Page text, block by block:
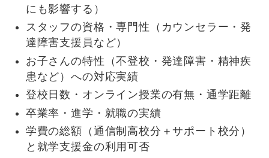
にも影響する）
スタッフの資格・専門性（カウンセラー・発
達障害支援員など）
お子さんの特性（不登校・発達障害・精神疾
患など）への対応実績
登校日数・オンライン授業の有無・通学距離
卒業率・進学・就職の実績
学費の総額（通信制高校分＋サポート校分）
と就学支援金の利用可否